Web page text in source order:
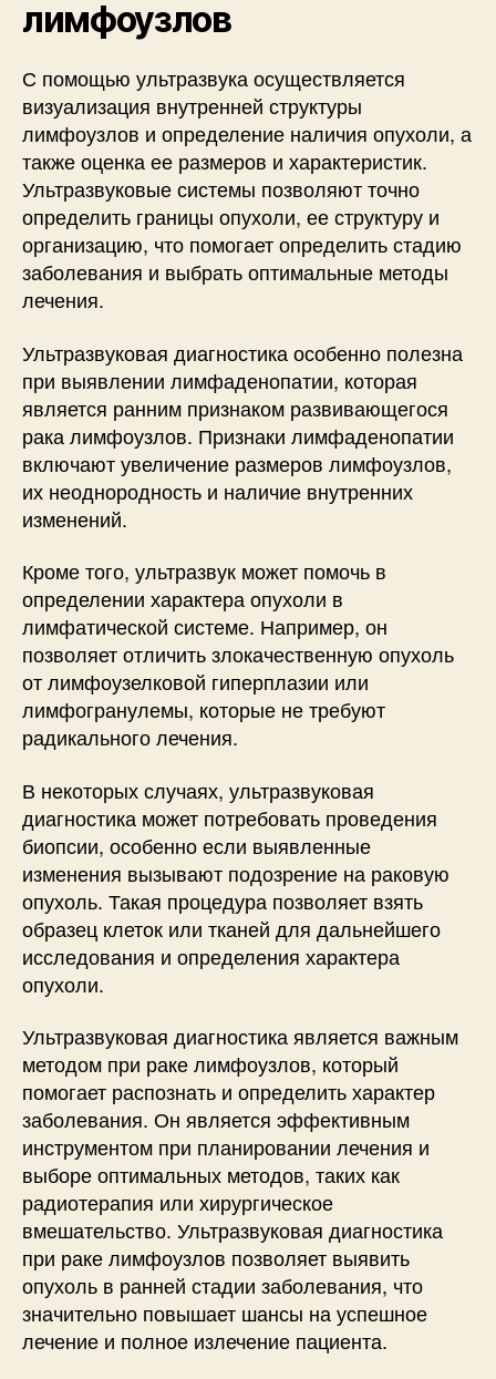
лимфоузлов
С помощью ультразвука осуществляется
визуализация внутренней структуры
лимфоузлов и определение наличия опухоли, а
также оценка ее размеров и характеристик.
Ультразвуковые системы позволяют точно
определить границы опухоли, ее структуру и
организацию, что помогает определить стадию
заболевания и выбрать оптимальные методы
лечения.
Ультразвуковая диагностика особенно полезна
при выявлении лимфаденопатии, которая
является ранним признаком развивающегося
рака лимфоузлов. Признаки лимфаденопатии
включают увеличение размеров лимфоузлов,
их неоднородность и наличие внутренних
изменений.
Кроме того, ультразвук может помочь в
определении характера опухоли в
лимфатической системе. Например, он
позволяет отличить злокачественную опухоль
от лимфоузелковой гиперплазии или
лимфогранулемы, которые не требуют
радикального лечения.
В некоторых случаях, ультразвуковая
диагностика может потребовать проведения
биопсии, особенно если выявленные
изменения вызывают подозрение на раковую
опухоль. Такая процедура позволяет взять
образец клеток или тканей для дальнейшего
исследования и определения характера
опухоли.
Ультразвуковая диагностика является важным
методом при раке лимфоузлов, который
помогает распознать и определить характер
заболевания. Он является эффективным
инструментом при планировании лечения и
выборе оптимальных методов, таких как
радиотерапия или хирургическое
вмешательство. Ультразвуковая диагностика
при раке лимфоузлов позволяет выявить
опухоль в ранней стадии заболевания, что
значительно повышает шансы на успешное
лечение и полное излечение пациента.